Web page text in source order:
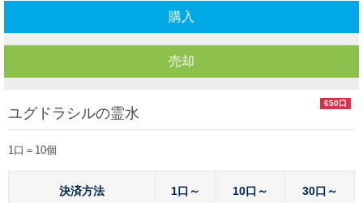
購入
売却
650口
ユグドラシルの霊水
1口＝10個
決済方法 1口～ 10口～ 30口～